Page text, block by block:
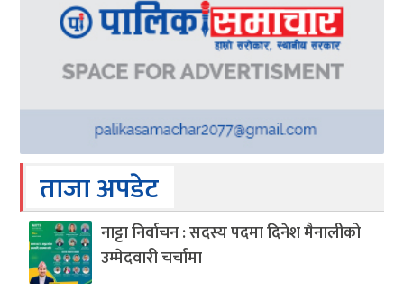
ताजा अपडेट
नाट्टा निर्वाचन : सदस्य पदमा दिनेश मैनालीको
उम्मेदवारी चर्चामा